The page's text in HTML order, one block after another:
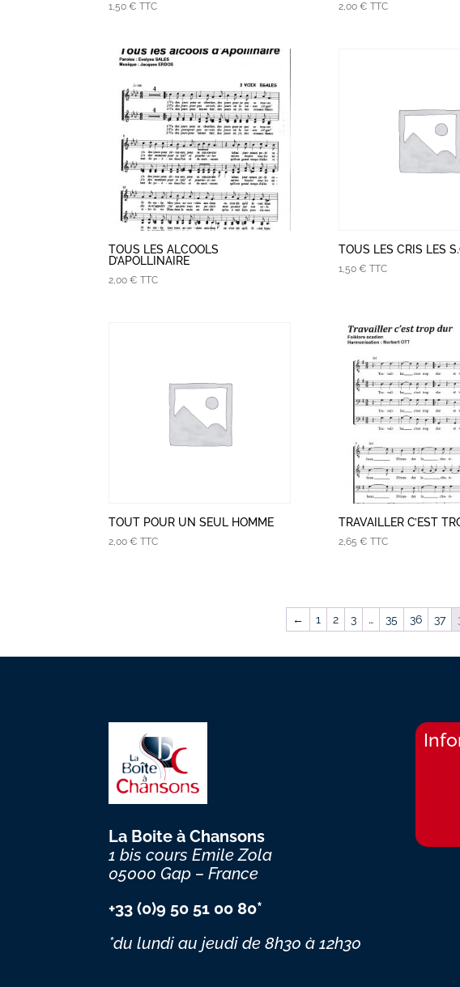
1,50€ TTC 2,00 € TTC
TOUS LES ALCOOLS
D’APOLLINAIRE
2,00€ TTC
TOUS LES CRIS LES
1,50 € TTC
TOUT POUR UN SEUL HOMME
2,00€ TTC
TRAVAILLER C’EST
2,65 € TTC
← 1 2 3 … 35 36 37
La Boite à Chansons
1 bis cours Emile Zola
05000 Gap – France
+33 (0)9 50 51 00 80*
*du lundi au jeudide 8h30 à 12h30